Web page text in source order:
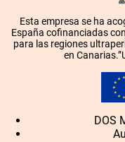
Esta empresa se ha
España cofinanciadas
para las regiones
en
DOS